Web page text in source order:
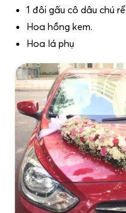
1 đôi gấu cô dâu chú rể
Hoa hồng kem.
Hoa lá phụ